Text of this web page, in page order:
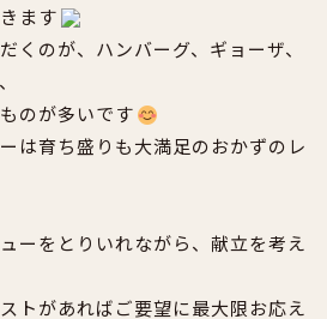
ます
くのが、ハンバーグ、ギョーザ、
のが多いです
は育ち盛りも大満足のおかずのレ
ーをとりいれながら、献立を考え
トがあればご要望に最大限お応え